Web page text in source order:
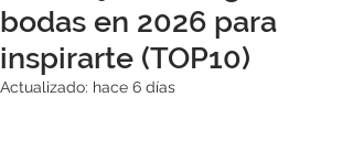
bodas en 2026 para
inspirarte (TOP10)
Actualizado: hace 6 días